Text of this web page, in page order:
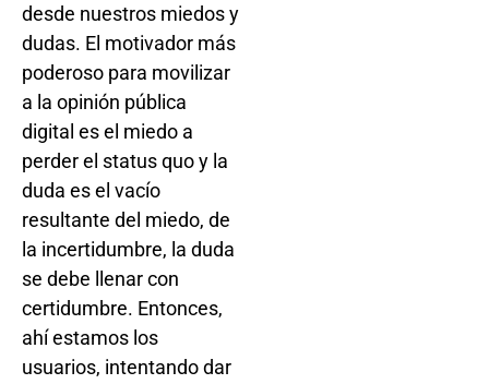
desde nuestros miedos y
dudas. El motivador más
poderoso para movilizar
a la opinión pública
digital es el miedo a
perder el status quo y la
duda es el vacío
resultante del miedo, de
la incertidumbre, la duda
se debe llenar con
certidumbre. Entonces,
ahí estamos los
usuarios, intentando dar